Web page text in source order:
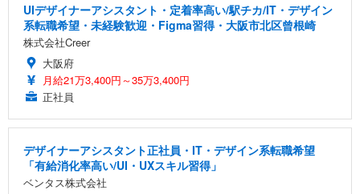
UIデザイナーアシスタント・定着率高い/駅チカ/IT・デザイン
系転職希望・未経験歓迎・Figma習得・大阪市北区曾根崎
株式会社Creer
大阪府
月給21万3,400円～35万3,400円
正社員
デザイナーアシスタント正社員・IT・デザイン系転職希望
「有給消化率高い/UI・UXスキル習得」
ベンタス株式会社